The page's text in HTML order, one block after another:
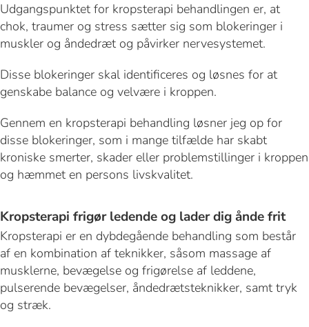
Udgangspunktet for kropsterapi behandlingen er, at
chok, traumer og stress sætter sig som blokeringer i
muskler og åndedræt og påvirker nervesystemet.
Disse blokeringer skal identificeres og løsnes for at
genskabe balance og velvære i kroppen.
Gennem en kropsterapi behandling løsner jeg op for
disse blokeringer, som i mange tilfælde har skabt
kroniske smerter, skader eller problemstillinger i kroppen
og hæmmet en persons livskvalitet.
Kropsterapi frigør ledende og lader dig ånde frit
Kropsterapi er en dybdegående behandling som består
af en kombination af teknikker, såsom massage af
musklerne, bevægelse og frigørelse af leddene,
pulserende bevægelser, åndedrætsteknikker, samt tryk
og stræk.